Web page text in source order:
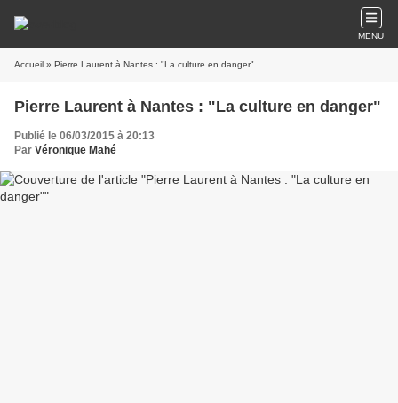
MENU
Accueil » Pierre Laurent à Nantes : "La culture en danger"
Pierre Laurent à Nantes : "La culture en danger"
Publié le 06/03/2015 à 20:13
Par Véronique Mahé